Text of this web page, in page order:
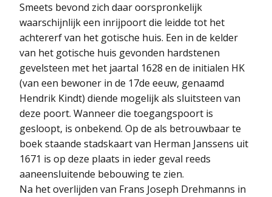
Smeets bevond zich daar oorspronkelijk
waarschijnlijk een inrijpoort die leidde tot het
achtererf van het gotische huis. Een in de kelder
van het gotische huis gevonden hardstenen
gevelsteen met het jaartal 1628 en de initialen HK
(van een bewoner in de 17de eeuw, genaamd
Hendrik Kindt) diende mogelijk als sluitsteen van
deze poort. Wanneer die toegangspoort is
gesloopt, is onbekend. Op de als betrouwbaar te
boek staande stadskaart van Herman Janssens uit
1671 is op deze plaats in ieder geval reeds
aaneensluitende bebouwing te zien.
Na het overlijden van Frans Joseph Drehmanns in